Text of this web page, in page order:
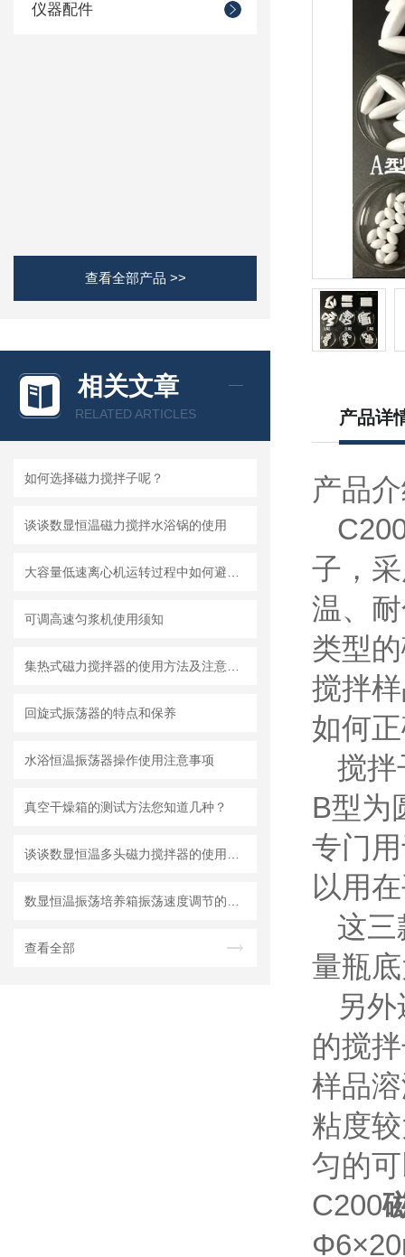
仪器配件
查看全部产品 >>
相关文章
RELATED ARTICLES
如何选择磁力搅拌子呢？
谈谈数显恒温磁力搅拌水浴锅的使用
可调高速匀浆机使用须知
回旋式振荡器的特点和保养
水浴恒温振荡器操作使用注意事项
真空干燥箱的测试方法您知道几种？
查看全部
产品详
产品
子，
温、
类型
搅拌
如何
搅拌
B型为
专门
以用
这三
量瓶
另
的搅
样品
粘度
匀的
C200